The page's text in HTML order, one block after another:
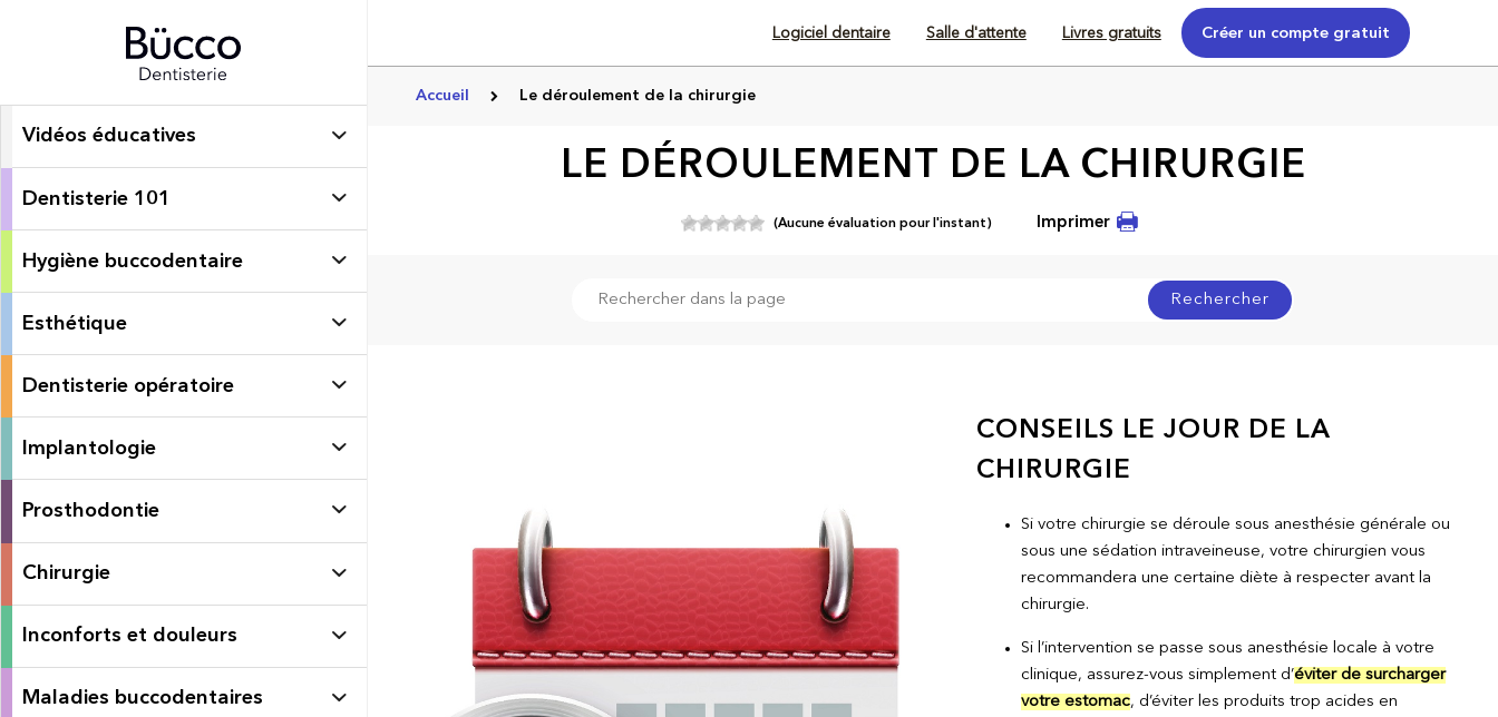
Logiciel dentaire Salle d'attente Livres gratuits Créer un compte gratuit
Vidéos éducatives
Dentisterie 101
Hygiène buccodentaire
Esthétique
Dentisterie opératoire
Implantologie
Prosthodontie
Chirurgie
Inconforts et douleurs
Maladies buccodentaires
Accueil Le déroulement de la chirurgie
LE DÉROULEMENT DE LA CHIRURGIE
(Aucune évaluation pour l'instant) Imprimer
Rechercher
CONSEILS LE JOUR DE LA
CHIRURGIE
Si votre chirurgie se déroule sous anesthésie générale ou
sous une sédation intraveineuse, votre chirurgien vous
recommandera une certaine diète à respecter avant la
chirurgie.
Si l’intervention se passe sous anesthésie locale à votre
clinique, assurez-vous simplement d’éviter de surcharger
votre estomac, d’éviter les produits trop acides en